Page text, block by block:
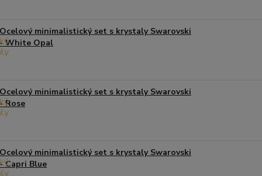
minimalistický set s krystaly Swarovski
White Opal
minimalistický set s krystaly Swarovski
Rose
minimalistický set s krystaly Swarovski
Capri Blue